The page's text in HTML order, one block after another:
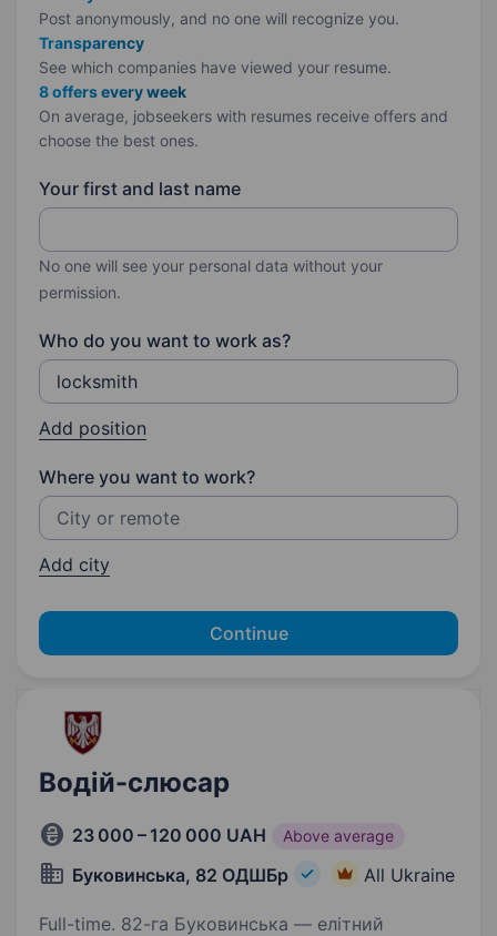
Post anonymously, and no one will recognize you.
Transparency
See which companies have viewed your resume.
8 offers every week
On average, jobseekers with resumes receive offers and
choose the best ones.
Your first and last name
No one will see your personal data without your
permission.
Who do you want to work as?
Add position
Where you want to work?
Add city
Continue
Водій-слюсар
23 000 – 120 000 UAH Above average
Буковинська, 82 ОДШБр All Ukraine
Full-time. 82-га Буковинська — елітний